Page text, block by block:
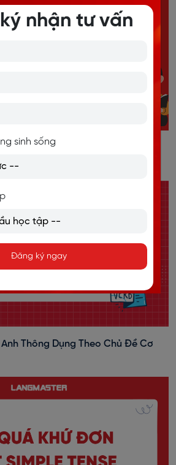
Âm Tiếng Anh Dễ Nhớ, Kèm Bài
Thông Dụng Theo Chủ Đề Cơ
nhận tư vấn
sinh sống
Đăng ký ngay